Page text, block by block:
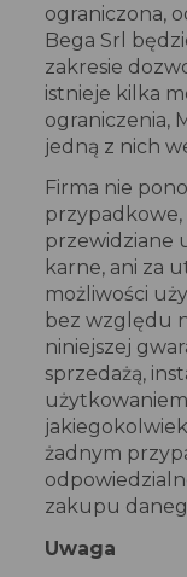
ograniczona,
Bega Srl
zakresie
istnieje kilka
ograniczenia,
jedną z nich
Firma nie
przypadkowe,
przewidziane
karne, ani za
możliwości
bez względu
niniejszej
sprzedażą,
żadnym
zakupu
Uwaga